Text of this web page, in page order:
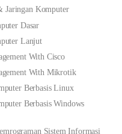
Jaringan Komputer
Dasar
Lanjut
With Cisco
With Mikrotik
Berbasis Linux
Berbasis Windows
Sistem Informasi